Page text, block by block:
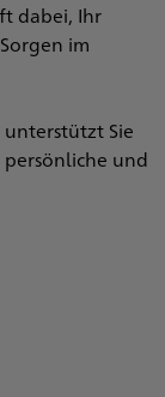
dabei, Ihr
im
unterstützt Sie
und